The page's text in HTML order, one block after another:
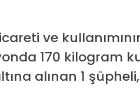
ve
170 kilogram
alınan 1 şüpheli,